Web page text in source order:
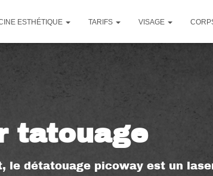
ESTHÉTIQUE TARIFS VISAGE
tatouage
le détatouage picoway est un